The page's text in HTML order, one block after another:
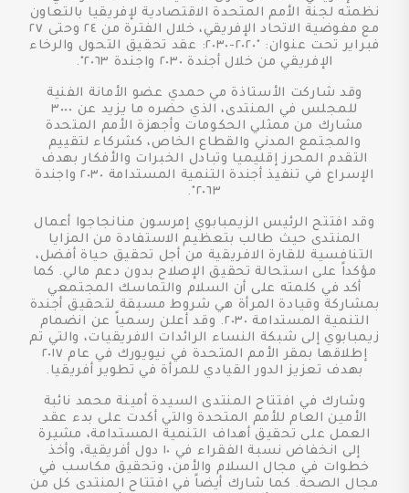
نظمته لجنة الأمم المتحدة الاقتصادية لإفريقيا بالتعاون
مع مفوضية الاتحاد الإفريقي، خلال الفترة من ٢٤ وحتى ٢٧
فبراير تحت عنوان: "٢٠٢٠-٢٠٣٠: عقد تحقيق التحول والرخاء
الإفريقي من خلال أجندة ٢٠٣٠ واجندة ٢٠٦٣".
وقد شاركت الأستاذة مي حمدي عضو الأمانة الفنية
للمجلس في المنتدى، الذي حضره ما يزيد عن ٣٠٠٠
مشارك من ممثلي الحكومات وأجهزة الأمم المتحدة
والمجتمع المدني والقطاع الخاص، كشركاء لتقييم
التقدم المحرز إقليميا وتبادل الخبرات والأفكار بهدف
الإسراع في تنفيذ أجندة التنمية المستدامة ٢٠٣٠ واجندة
٢٠٦٣".
وقد افتتح الرئيس الزيمبابوي إمرسون منانجاجوا أعمال
المنتدى حيث طالب بتعظيم الاستفادة من المزايا
التنافسية للقارة الافريقية من أجل تحقيق حياة أفضل،
مؤكداً على استحالة تحقيق الإصلاح بدون دعم مالي. كما
أكد في كلمته على أن السلام والتماسك المجتمعي
بمشاركة وقيادة المرأة هي شروط مسبقة لتحقيق أجندة
التنمية المستدامة ٢٠٣٠. وقد أعلن رسمياً عن انضمام
زيمبابوي إلى شبكة النساء الرائدات الافريقيات، والتي تم
إطلاقها بمقر الأمم المتحدة في نيويورك في عام ٢٠١٧
بهدف تعزيز الدور القيادي للمرأة في تطوير أفريقيا.
وشارك في افتتاح المنتدى السيدة أمينة محمد نائبة
الأمين العام للأمم المتحدة والتي أكدت على بدء عقد
العمل على تحقيق أهداف التنمية المستدامة، مشيرة
إلى انخفاض نسبة الفقراء في ١٠ دول أفريقية، وأخذ
خطوات في مجال السلام والأمن، وتحقيق مكاسب في
مجال الصحة. كما شارك أيضاً في افتتاح المنتدى كل من